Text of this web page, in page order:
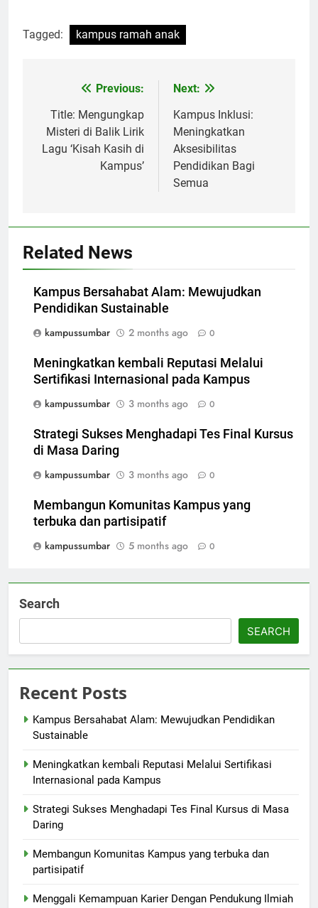
Tagged: kampus ramah anak
navigation
Previous:
Title: Mengungkap
Misteri di Balik Lirik
Lagu ‘Kisah Kasih di
Kampus’
Next:
Kampus Inklusi:
Meningkatkan
Aksesibilitas
Pendidikan Bagi
Semua
Related News
Kampus Bersahabat Alam: Mewujudkan
Pendidikan Sustainable
kampussumbar
2 months ago 0
Meningkatkan kembali Reputasi Melalui
Sertifikasi Internasional pada Kampus
kampussumbar
3 months ago 0
Strategi Sukses Menghadapi Tes Final Kursus
di Masa Daring
kampussumbar
3 months ago 0
Membangun Komunitas Kampus yang
terbuka dan partisipatif
kampussumbar
5 months ago 0
Search
SEARCH
Recent Posts
Kampus Bersahabat Alam: Mewujudkan Pendidikan
Sustainable
Meningkatkan kembali Reputasi Melalui Sertifikasi
Internasional pada Kampus
Strategi Sukses Menghadapi Tes Final Kursus di Masa
Daring
Membangun Komunitas Kampus yang terbuka dan
partisipatif
Menggali Kemampuan Karier Dengan Pendukung Ilmiah